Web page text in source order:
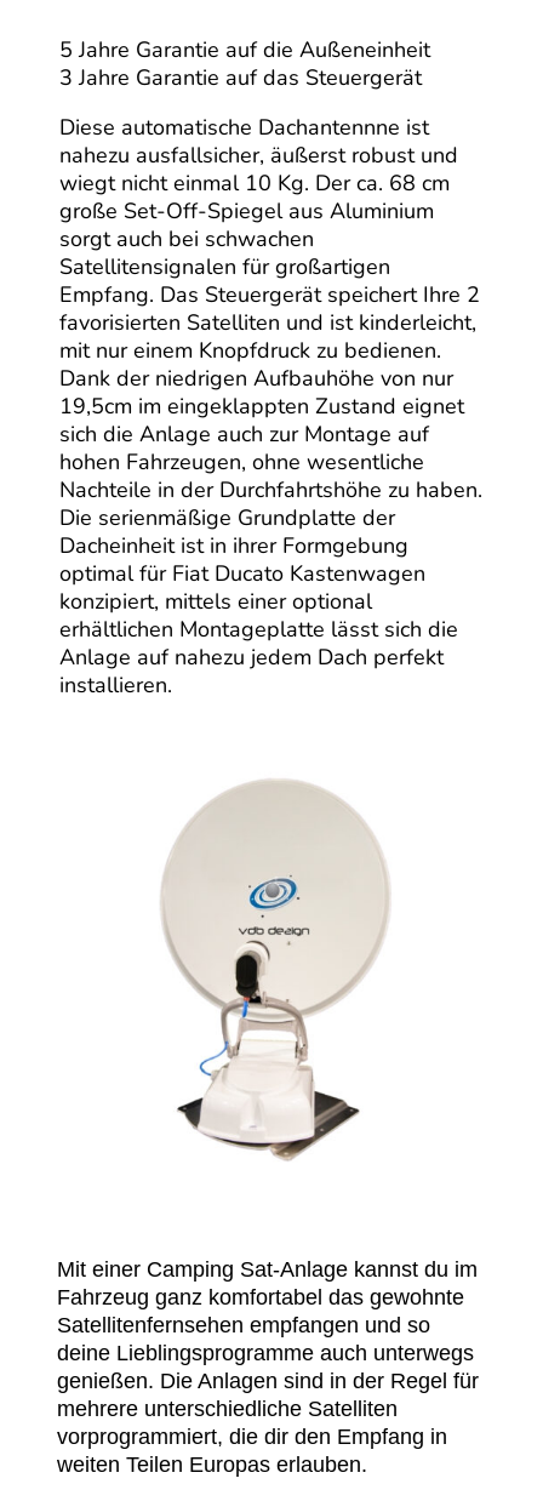
5 Jahre Garantie auf die Außeneinheit
3 Jahre Garantie auf das Steuergerät
Diese automatische Dachantennne ist
nahezu ausfallsicher, äußerst robust und
wiegt nicht einmal 10 Kg. Der ca. 68 cm
große Set-Off-Spiegel aus Aluminium
sorgt auch bei schwachen
Satellitensignalen für großartigen
Empfang. Das Steuergerät speichert Ihre 2
favorisierten Satelliten und ist kinderleicht,
mit nur einem Knopfdruck zu bedienen.
Dank der niedrigen Aufbauhöhe von nur
19,5cm im eingeklappten Zustand eignet
sich die Anlage auch zur Montage auf
hohen Fahrzeugen, ohne wesentliche
Nachteile in der Durchfahrtshöhe zu haben.
Die serienmäßige Grundplatte der
Dacheinheit ist in ihrer Formgebung
optimal für Fiat Ducato Kastenwagen
konzipiert, mittels einer optional
erhältlichen Montageplatte lässt sich die
Anlage auf nahezu jedem Dach perfekt
installieren.
Mit einer Camping Sat-Anlage kannst du im
Fahrzeug ganz komfortabel das gewohnte
Satellitenfernsehen empfangen und so
deine Lieblingsprogramme auch unterwegs
genießen. Die Anlagen sind in der Regel für
mehrere unterschiedliche Satelliten
vorprogrammiert, die dir den Empfang in
weiten Teilen Europas erlauben.